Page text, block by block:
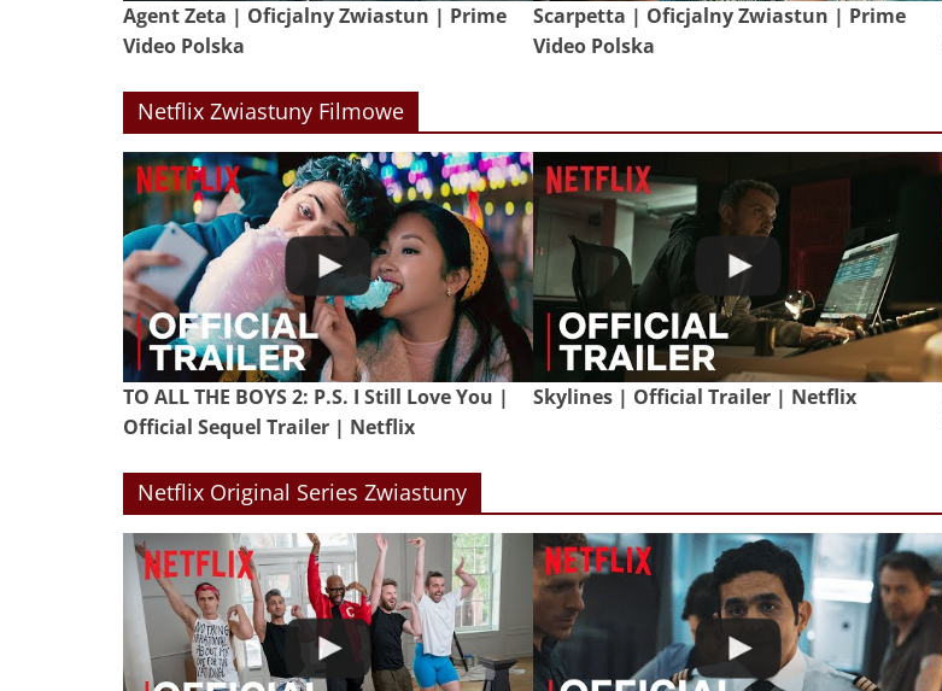
Agent Zeta | Oficjalny Zwiastun | Prime
Video Polska
Scarpetta | Oficjalny Zwiastun | Prime
Video Polska
Netflix Zwiastuny Filmowe
TO ALL THE BOYS 2: P.S. I Still Love You |
Official Sequel Trailer | Netflix
Skylines | Official Trailer | Netflix
Netflix Original Series Zwiastuny